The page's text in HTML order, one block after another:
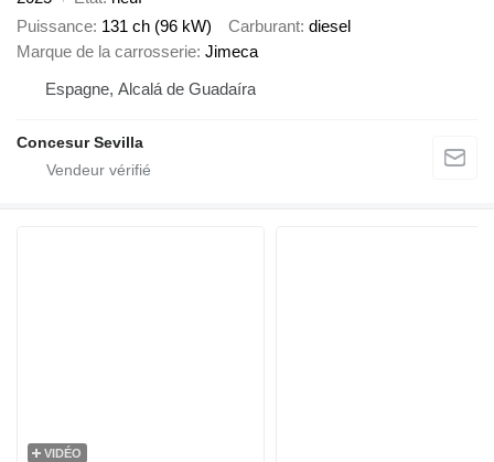
Puissance 131 ch (96 kW) Carburant diesel
Marque de la carrosserie Jimeca
Espagne, Alcalá de Guadaíra
Concesur Sevilla
VIDÉO